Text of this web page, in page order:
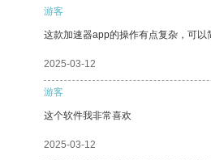
游客
这款加速器app的操作有点复杂，可以
2025-03-12
游客
这个软件我非常喜欢
2025-03-12